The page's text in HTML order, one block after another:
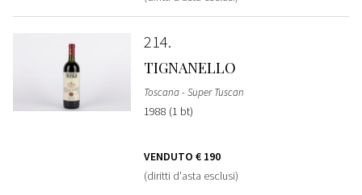
214
TIGNANELLO
Toscana - Super Tuscan
1988 (1 bt)
VENDUTO € 190
(diritti d'asta esclusi)